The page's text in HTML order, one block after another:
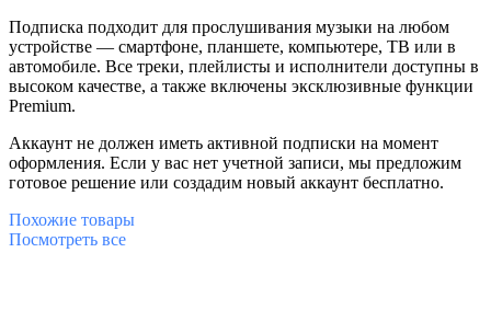
Подписка подходит для прослушивания музыки на любом
устройстве — смартфоне, планшете, компьютере, ТВ или в
автомобиле. Все треки, плейлисты и исполнители доступны в
высоком качестве, а также включены эксклюзивные функции
Premium.
Аккаунт не должен иметь активной подписки на момент
оформления. Если у вас нет учетной записи, мы предложим
готовое решение или создадим новый аккаунт бесплатно.
Похожие товары
Посмотреть все